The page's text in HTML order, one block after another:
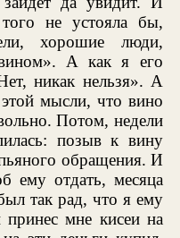
не устояла бы,
хорошие люди,
А как я его
никак нельзя». А
мысли, что вино
Потом, недели
позыв к вину
обращения. И
ему отдать, месяца
так рад, что я ему
мне кисеи на